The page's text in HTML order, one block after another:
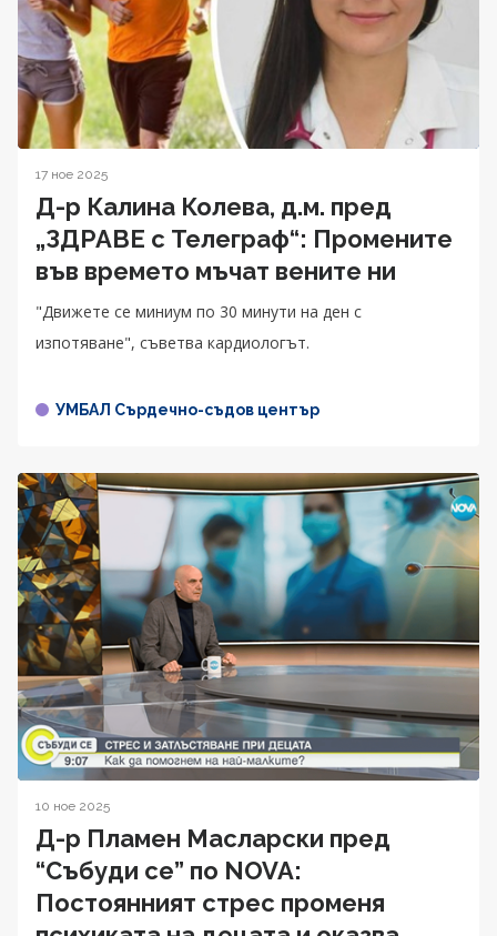
17 ное 2025
Д-р Калина Колева, д.м. пред
„ЗДРАВЕ с Телеграф“: Промените
във времето мъчат вените ни
"Движете се миниум по 30 минути на ден с
изпотяване", съветва кардиологът.
УМБАЛ Сърдечно-съдов център
10 ное 2025
Д-р Пламен Масларски пред
“Събуди се” по NOVA:
Постоянният стрес променя